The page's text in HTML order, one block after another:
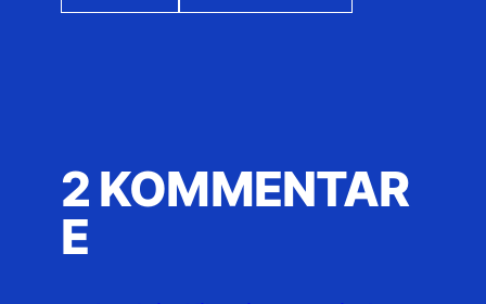
2 KOMMENTAR
E